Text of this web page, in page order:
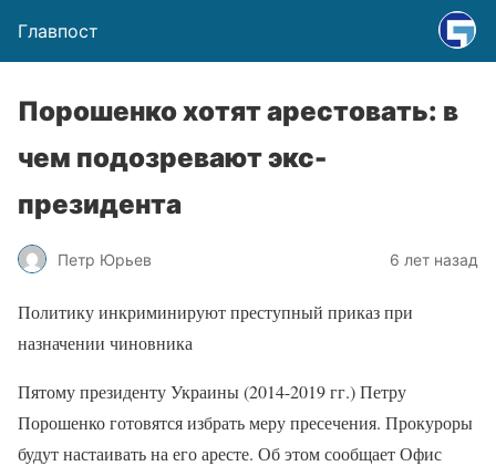
Главпост
Порошенко хотят арестовать: в
чем подозревают экс-
президента
Петр Юрьев 6 лет назад
Политику инкриминируют преступный приказ при
назначении чиновника
Пятому президенту Украины (2014-2019 гг.) Петру
Порошенко готовятся избрать меру пресечения. Прокуроры
будут настаивать на его аресте. Об этом сообщает Офис